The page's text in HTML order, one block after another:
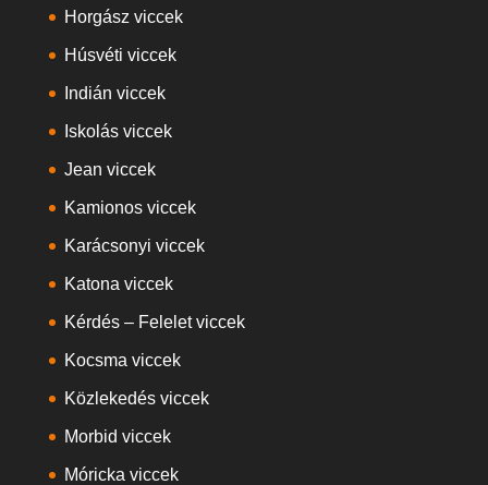
Horgász viccek
Húsvéti viccek
Indián viccek
Iskolás viccek
Jean viccek
Kamionos viccek
Karácsonyi viccek
Katona viccek
Kérdés – Felelet viccek
Kocsma viccek
Közlekedés viccek
Morbid viccek
Móricka viccek